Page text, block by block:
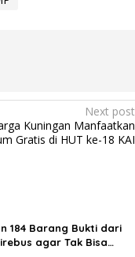
Next post
Kuningan Manfaatkan
Gratis di HUT ke-18 KAI
184 Barang Bukti dari
agar Tak Bisa